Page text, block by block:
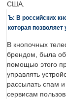
США.
Ъ: В российских
которая
В кнопочных
брендом, была
помощью этого
управлять
рассылать спам
сервисам